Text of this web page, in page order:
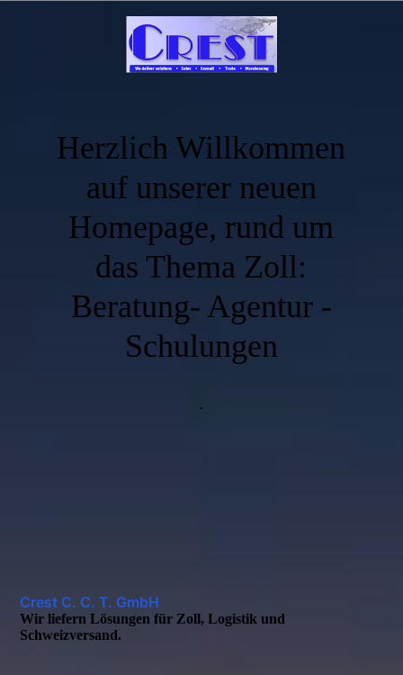
Herzlich Willkommen
auf unserer neuen
Homepage, rund um
das Thema Zoll:
Beratung- Agentur -
Schulungen
.
Crest C. C. T. GmbH
Wir liefern Lösungen für Zoll, Logistik und
Schweizversand.